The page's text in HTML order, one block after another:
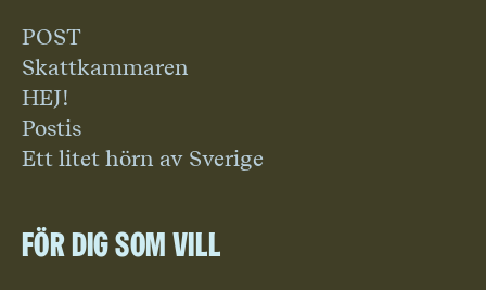
POST
Skattkammaren
HEJ!
Postis
Ett litet hörn av Sverige
För dig som vill